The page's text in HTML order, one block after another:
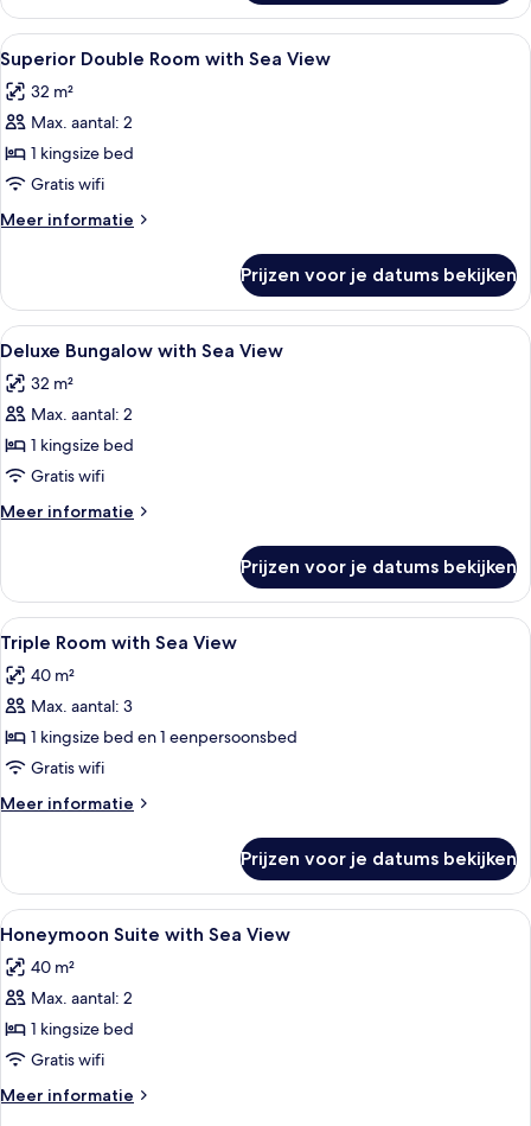
Room
with
Sea
View
Alle
foto's
voor
Superior
Double
Room
with
Sea
laden
Een hotelkamer met een bed, een
8
Superior Double Room with Sea View
32 m²
Max. aantal: 2
1 kingsize bed
Gratis wifi
Meer informatie
Meer
Double
Room
with
View
Prijzen voor je datums bekijken
Alle
foto's
voor
Deluxe
Bungalow
with
Sea
View
Hotelkamer met een groot bed,
15
Deluxe Bungalow with Sea View
32 m²
Max. aantal: 2
1 kingsize bed
Gratis wifi
Meer informatie
Meer
Bungalow
with
Sea
View
Prijzen voor je datums bekijken
Alle
foto's
voor
Triple
Room
with
Sea
View
Een slaapkamer met een bed, een
15
Triple Room with Sea View
40 m²
Max. aantal: 3
1 kingsize bed en 1 eenpersoonsbed
Gratis wifi
Meer informatie
Meer
Room
with
Sea
Prijzen voor je datums bekijken
Alle
foto's
voor
Honeymoon
Suite
with
Sea
View
Een slaapkamer met een groot bed,
18
Honeymoon Suite with Sea View
40 m²
Max. aantal: 2
1 kingsize bed
Gratis wifi
Meer informatie
Meer